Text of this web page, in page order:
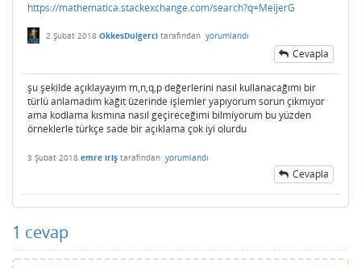
https://mathematica.stackexchange.com/search?q=MeijerG
2 Şubat 2018 OkkesDulgerci tarafından yorumlandı
Cevapla
şu şekilde açıklayayım m,n,q,p değerlerini nasıl kullanacağımı bir
türlü anlamadım kağıt üzerinde işlemler yapıyorum sorun çıkmıyor
ama kodlama kısmına nasıl geçireceğimi bilmiyorum bu yüzden
örneklerle türkçe sade bir açıklama çok iyi olurdu
3 Şubat 2018 emre iriş tarafından yorumlandı
Cevapla
1 cevap